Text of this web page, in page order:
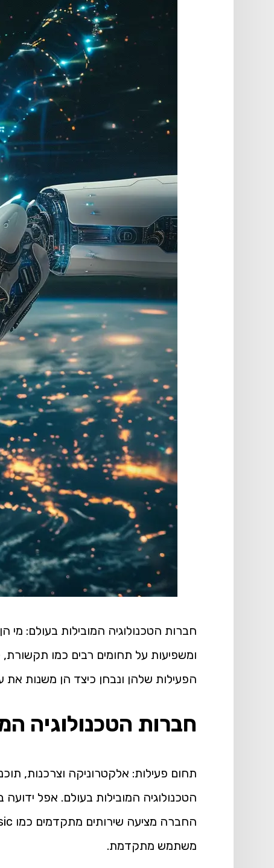
חברות הטכנולוגיה המובילות בעולם: מי
ומשפיעות על תחומים רבים כמו
הפעילות שלהן ונבחן כיצד הן משנות את
חברות הטכנולוגיה
הטכנולוגיה המובילות בעולם. אפל
משתמש מתקדמת.